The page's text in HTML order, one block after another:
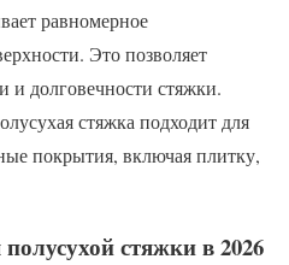
равномерное
Это позволяет
и долговечности стяжки.
стяжка подходит для
покрытия, включая плитку,
стяжки в 2026